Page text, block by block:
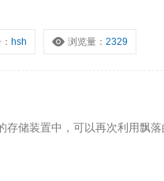
hsh 浏览量：2329
存储装置中，可以再次利用飘